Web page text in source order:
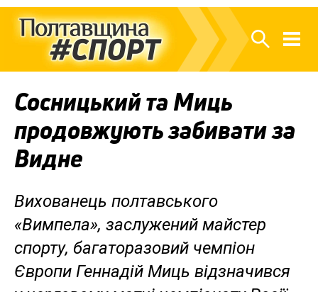
Сосницький та Миць
продовжують забивати за
Видне
Вихованець полтавського
«Вимпела», заслужений майстер
спорту, багаторазовий чемпіон
Європи Геннадій Миць відзначився